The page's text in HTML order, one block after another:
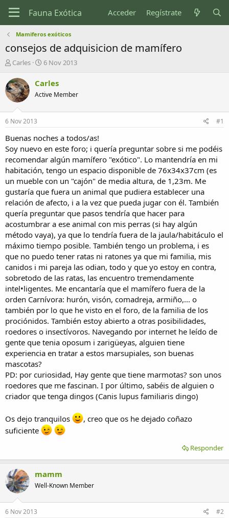
Acceder Regístrate
Mamiferos exóticos
consejos de adquisicion de mamífero
I
i
c
i
d
o
r
e
l
t
e
m
a
Carles
F
c
h
a
n
c
i
o
6 Nov 2013
Carles
Active Member
6 Nov 2013 #1
Buenas noches a todos/as!
Soy nuevo en este foro; i quería preguntar sobre si me podéis
recomendar algún mamífero "exótico". Lo mantendría en mi
habitación, tengo un espacio disponible de 76x34x37cm (es
un mueble con un "cajón" de media altura, de 1,23m. Me
gustaría que fuera un animal que pudiera establecer una
relación de afecto, i a la vez que pueda jugar con él. También
quería preguntar que pasos tendría que hacer para
acostumbrar a ese animal con mis perras (si hay algún
método vaya), ya que lo tendría fuera de la jaula/habitáculo el
máximo tiempo posible. También tengo un problema, i es
que no puedo tener ratas ni ratones ya que mi familia, mis
canidos i mi pareja las odian, todo y que yo estoy en contra,
sobretodo de las ratas, las encuentro tremendamente
intel•ligentes. Me encantaría que el mamífero fuera de la
orden Carnívora: hurón, visón, comadreja, armiño,... o
también por lo que he visto en el foro, de la familia de los
prociónidos. También estoy abierto a otras posibilidades,
roedores o insectívoros. Navegando por internet he leído de
gente que tenia oposum i zarigüeyas, alguien tiene
experiencia en tratar a estos marsupiales, son buenas
mascotas?
PD: por curiosidad, Hay gente que tiene marmotas? son unos
roedores que me fascinan. I por último, sabéis de alguien o
criador que tenga dingos (Canis lupus familiaris dingo)
Os dejo tranquilos
, creo que os he dejado coñazo
suficiente
Responder
mamm
Well-Known Member
6 Nov 2013 #2